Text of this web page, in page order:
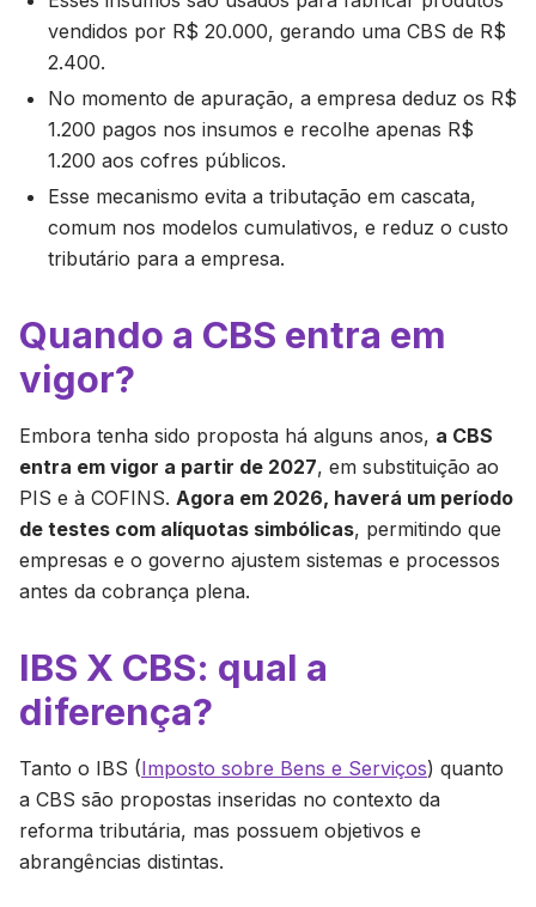
vendidos por R$ 20.000, gerando uma CBS de R$
2.400.
No momento de apuração, a empresa deduz os R$
1.200 pagos nos insumos e recolhe apenas R$
1.200 aos cofres públicos.
Esse mecanismo evita a tributação em cascata,
comum nos modelos cumulativos, e reduz o custo
tributário para a empresa.
Quando a CBS entra em
vigor?
Embora tenha sido proposta há alguns anos, a CBS
entra em vigor a partir de 2027, em substituição ao
PIS e à COFINS. Agora em 2026, haverá um período
de testes com alíquotas simbólicas, permitindo que
empresas e o governo ajustem sistemas e processos
antes da cobrança plena.
IBS X CBS: qual a
diferença?
Tanto o IBS (Imposto sobre Bens e Serviços) quanto
a CBS são propostas inseridas no contexto da
reforma tributária, mas possuem objetivos e
abrangências distintas.